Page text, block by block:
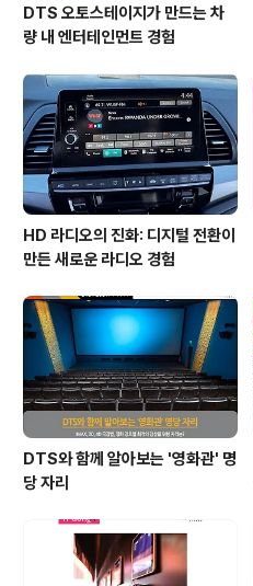
DTS 오토스테이지가 만드는 차
량 내 엔터테인먼트 경험
HD 라디오의 진화: 디지털 전환이
만든 새로운 라디오 경험
DTS와 함께 알아보는 '영화관' 명
당 자리